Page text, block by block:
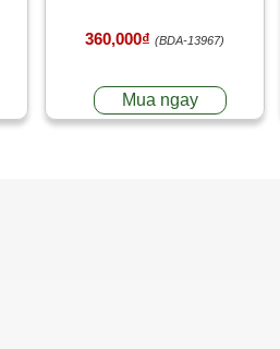
360,000₫ (BDA-13967)
Mua ngay